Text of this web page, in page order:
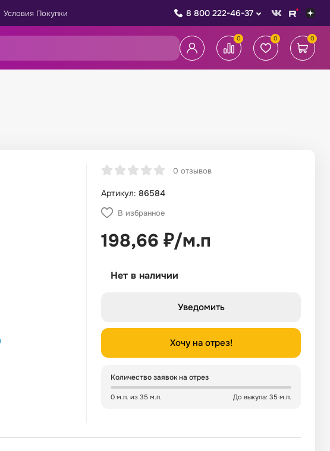
Условия Покупки 8 800 222-46-37
0 0 0
0 отзывов
Артикул: 86584
В избранное
198,66 ₽/м.п
Нет в наличии
Уведомить
Хочу на отрез!
Количество заявок на отрез
0 м.п. из 35 м.п. До выкупа: 35 м.п.